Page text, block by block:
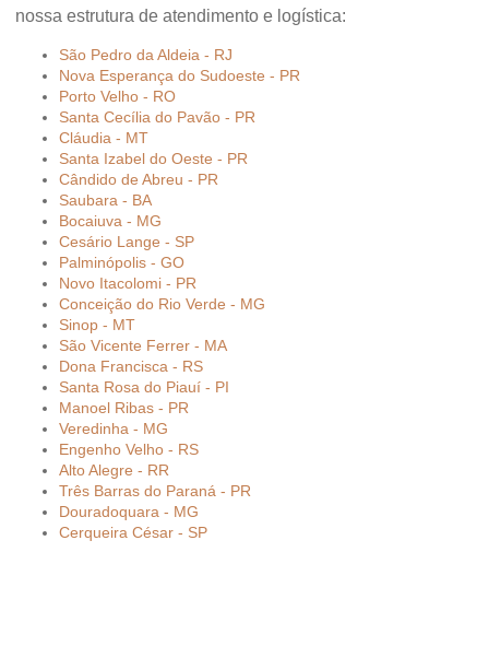
nossa estrutura de atendimento e logística:
São Pedro da Aldeia - RJ
Nova Esperança do Sudoeste - PR
Porto Velho - RO
Santa Cecília do Pavão - PR
Cláudia - MT
Santa Izabel do Oeste - PR
Cândido de Abreu - PR
Saubara - BA
Bocaiuva - MG
Cesário Lange - SP
Palminópolis - GO
Novo Itacolomi - PR
Conceição do Rio Verde - MG
Sinop - MT
São Vicente Ferrer - MA
Dona Francisca - RS
Santa Rosa do Piauí - PI
Manoel Ribas - PR
Veredinha - MG
Engenho Velho - RS
Alto Alegre - RR
Três Barras do Paraná - PR
Douradoquara - MG
Cerqueira César - SP